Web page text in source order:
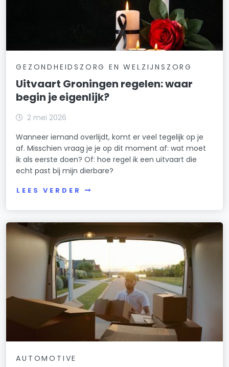
GEZONDHEIDSZORG EN WELZIJNSZORG
Uitvaart Groningen regelen: waar
begin je eigenlijk?
2 mei 2026
Wanneer iemand overlijdt, komt er veel tegelijk op je
af. Misschien vraag je je op dit moment af: wat moet
ik als eerste doen? Of: hoe regel ik een uitvaart die
echt past bij mijn dierbare?
LEES VERDER
AUTOMOTIVE